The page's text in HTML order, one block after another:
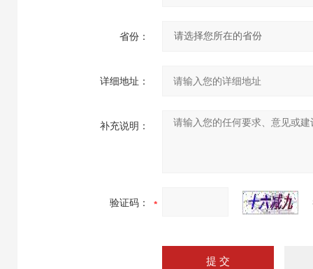
省份：
详细地址：
补充说明：
验证码：